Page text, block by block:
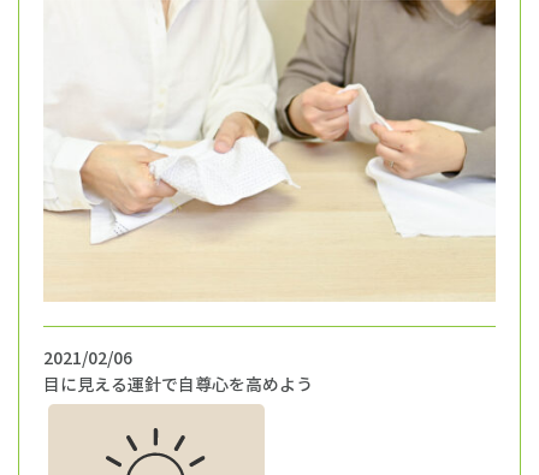
2021/02/06
目に見える運針で自尊心を高めよう